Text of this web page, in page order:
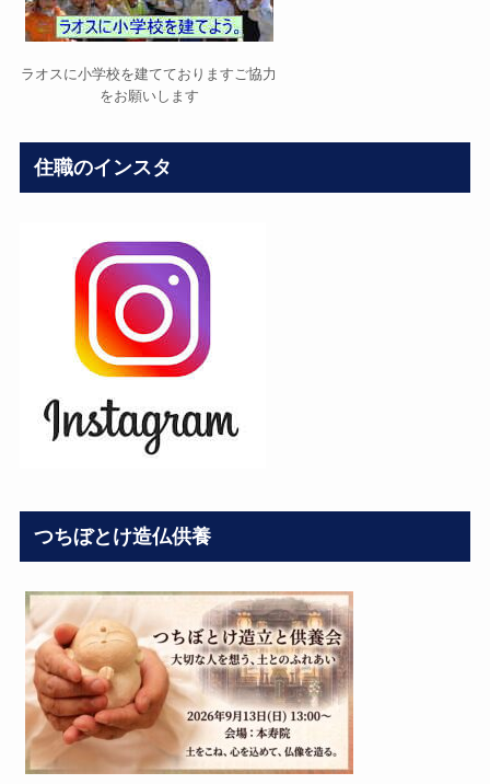
ラオスに小学校を建てておりますご協力
をお願いします
住職のインスタ
つちぼとけ造仏供養